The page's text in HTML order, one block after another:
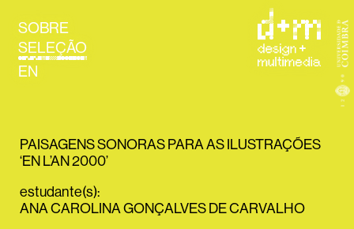
SOBRE
SELEÇÃO
EN
PAISAGENS SONORAS PARA AS ILUSTRAÇÕES
‘EN L’AN 2000’
estudante(s):
ANA CAROLINA GONÇALVES DE CARVALHO